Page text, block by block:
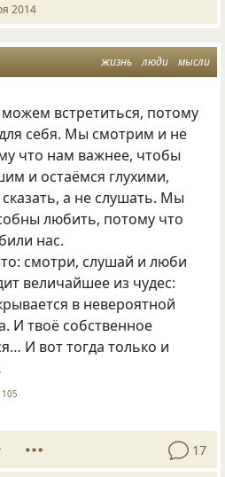
2014
жизнь люди мысли
встретиться, потому
себя. Мы смотрим и не
что нам важнее, чтобы
и остаёмся глухими,
, а не слушать. Мы
любить, потому что
нас.
смотри, слушай и люби
величайшее из чудес:
в невероятной
И твоё собственное
И вот тогда только и
105
17